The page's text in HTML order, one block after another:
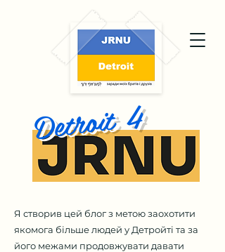
Detroit 4
Я створив цей блог з метою заохотити
якомога більше людей у Детройті та за
його межами продовжувати давати